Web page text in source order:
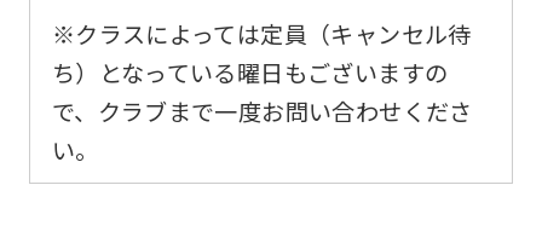
※クラスによっては定員（キャンセル待
ち）となっている曜日もございますの
で、クラブまで一度お問い合わせくださ
い。